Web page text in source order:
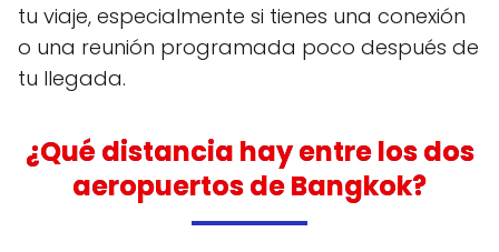
tu viaje, especialmente si tienes una conexión
o una reunión programada poco después de
tu llegada.
¿Qué distancia hay entre los dos
aeropuertos de Bangkok?